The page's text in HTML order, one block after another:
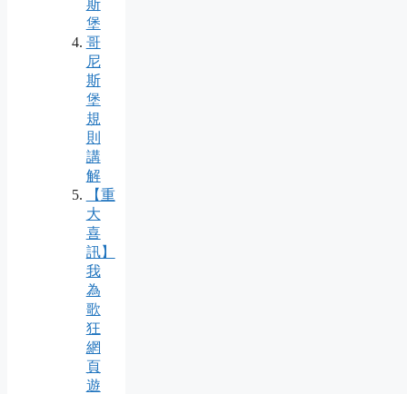
斯
堡
哥
尼
斯
堡
規
則
講
解
【重
大
喜
訊】
我
為
歌
狂
網
頁
遊